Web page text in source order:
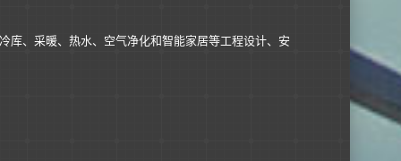
库、采暖、热水、空气净化和智能家居等工程设计、安